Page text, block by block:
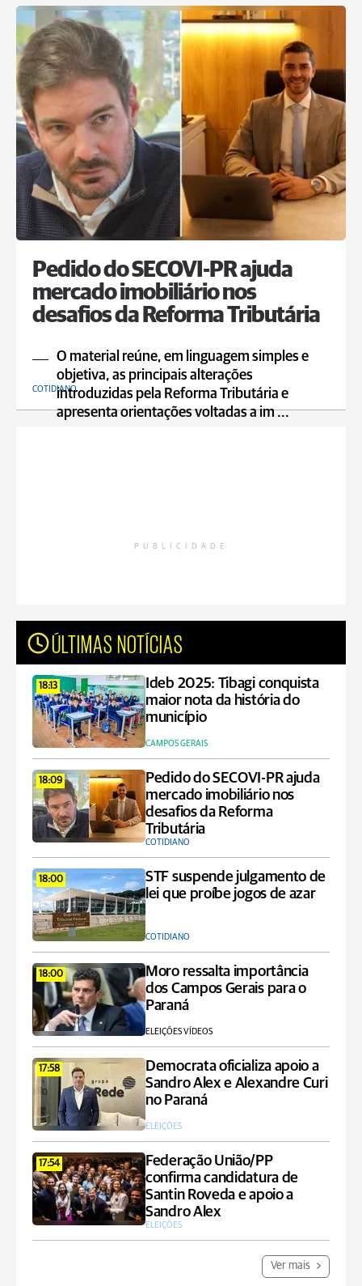
Pedido do SECOVI-PR ajuda
mercado imobiliário nos
desafios da Reforma Tributária
O material reúne, em linguagem simples e
objetiva, as principais alterações
introduzidas pela Reforma Tributária e
apresenta orientações voltadas a im ...
COTIDIANO
PUBLICIDADE
ÚLTIMAS NOTÍCIAS
18:13
Ideb 2025: Tibagi conquista
maior nota da história do
município
CAMPOS GERAIS
18:09
Pedido do SECOVI-PR ajuda
mercado imobiliário nos
desafios da Reforma
Tributária
COTIDIANO
18:00
STF suspende julgamento de
lei que proíbe jogos de azar
COTIDIANO
18:00
Moro ressalta importância
dos Campos Gerais para o
Paraná
ELEIÇÕES VÍDEOS
17:58
Democrata oficializa apoio a
Sandro Alex e Alexandre Curi
no Paraná
ELEIÇÕES
17:54
Federação União/PP
confirma candidatura de
Santin Roveda e apoio a
Sandro Alex
ELEIÇÕES
Ver mais